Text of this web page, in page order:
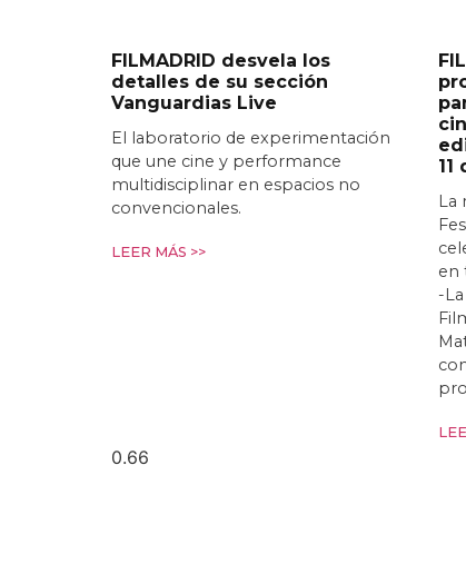
FILMADRID desvela los
detalles de su sección
Vanguardias Live
El laboratorio de experimentación
que une cine y performance
multidisciplinar en espacios no
convencionales.
LEER MÁS >>
11
La
en
-